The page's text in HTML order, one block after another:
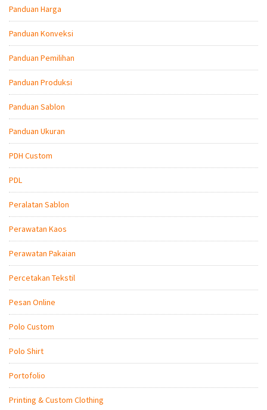
Panduan Harga
Panduan Konveksi
Panduan Pemilihan
Panduan Produksi
Panduan Sablon
Panduan Ukuran
PDH Custom
PDL
Peralatan Sablon
Perawatan Kaos
Perawatan Pakaian
Percetakan Tekstil
Pesan Online
Polo Custom
Polo Shirt
Portofolio
Printing & Custom Clothing